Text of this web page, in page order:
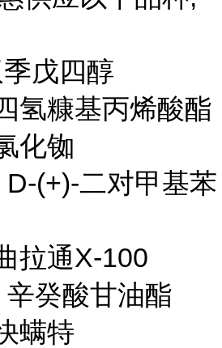
戊四醇
氢糠基丙烯酸酯
化铷
(+)-二对甲基苯
拉通X-100
癸酸甘油酯
螨特